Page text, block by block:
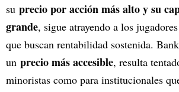
su precio por acción más alto y su
grande, sigue atrayendo a los
que buscan rentabilidad sostenida.
un precio más accesible, resulta
minoristas como para institucionales